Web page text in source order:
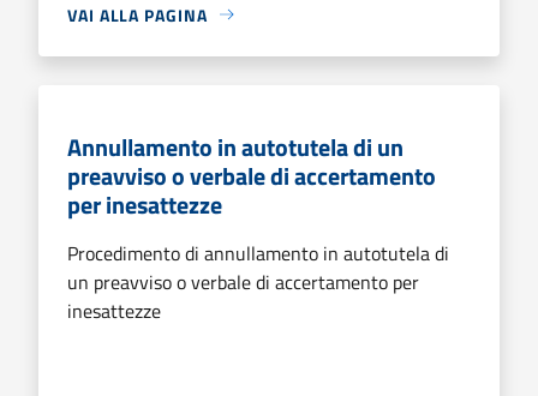
VAI ALLA PAGINA
Annullamento in autotutela di un
preavviso o verbale di accertamento
per inesattezze
Procedimento di annullamento in autotutela di
un preavviso o verbale di accertamento per
inesattezze